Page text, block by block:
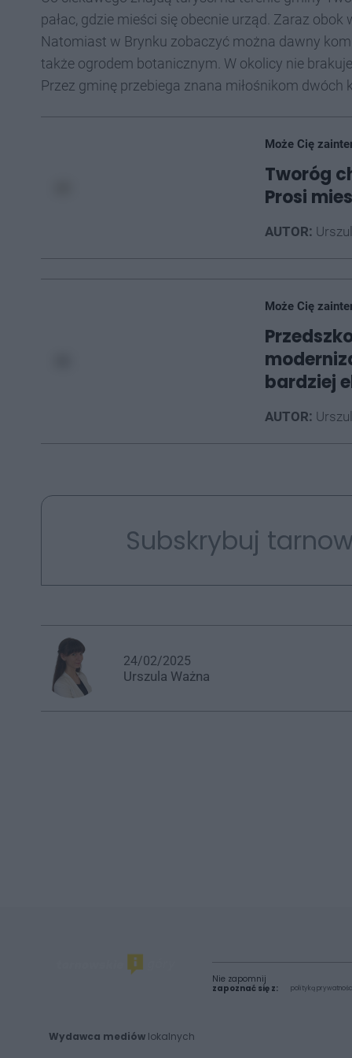
pałac, gdzie mieści się obecnie urząd. Zaraz
Natomiast w Brynku zobaczyć można dawny
także ogrodem botanicznym. W okolicy nie
Przez gminę przebiega znana miłośnikom dwóch
Może Cię
Tworóg
Prosi
AUTOR:
Może Cię
bardziej
AUTOR:
Subskrybuj
24/02/2025
Urszula Ważna
Wydawca mediów lokalnych
Nie zapomnij
zapoznać się z:
polityką